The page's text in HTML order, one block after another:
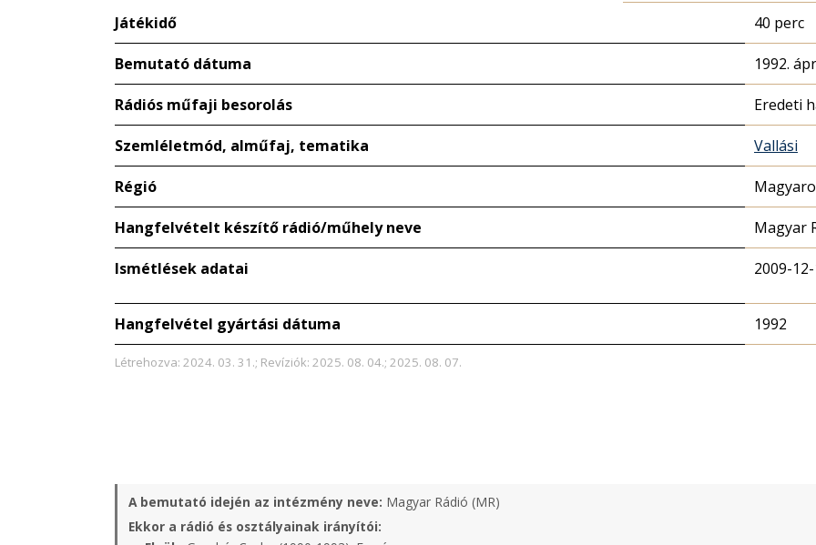
Játékidő 40 perc
Bemutató dátuma 1992.
Rádiós műfaji besorolás Eredeti
Szemléletmód, alműfaj, tematika Vallási
Régió
Hangfelvételt készítő rádió/műhely neve Magyar
Ismétlések adatai 2009-
Hangfelvétel gyártási dátuma 1992
Létrehozva: 2024. 03. 31.; Revíziók: 2025. 08. 04.; 2025. 08. 07.
A bemutató idején az intézmény neve: Magyar Rádió (MR)
Ekkor a rádió és osztályainak irányítói: